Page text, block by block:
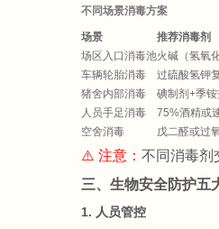
不同场景消毒方案
场景
推荐消毒剂
场区入口消毒池火碱（氢氧
车辆轮胎消毒
过硫酸氢钾
猪舍内部消毒
碘制剂+季
人员手足消毒
75%酒精或
空舍消毒
戊二醛或过
⚠️ 注意： 不同消毒剂
三、生物安全防护五
1. 人员管控